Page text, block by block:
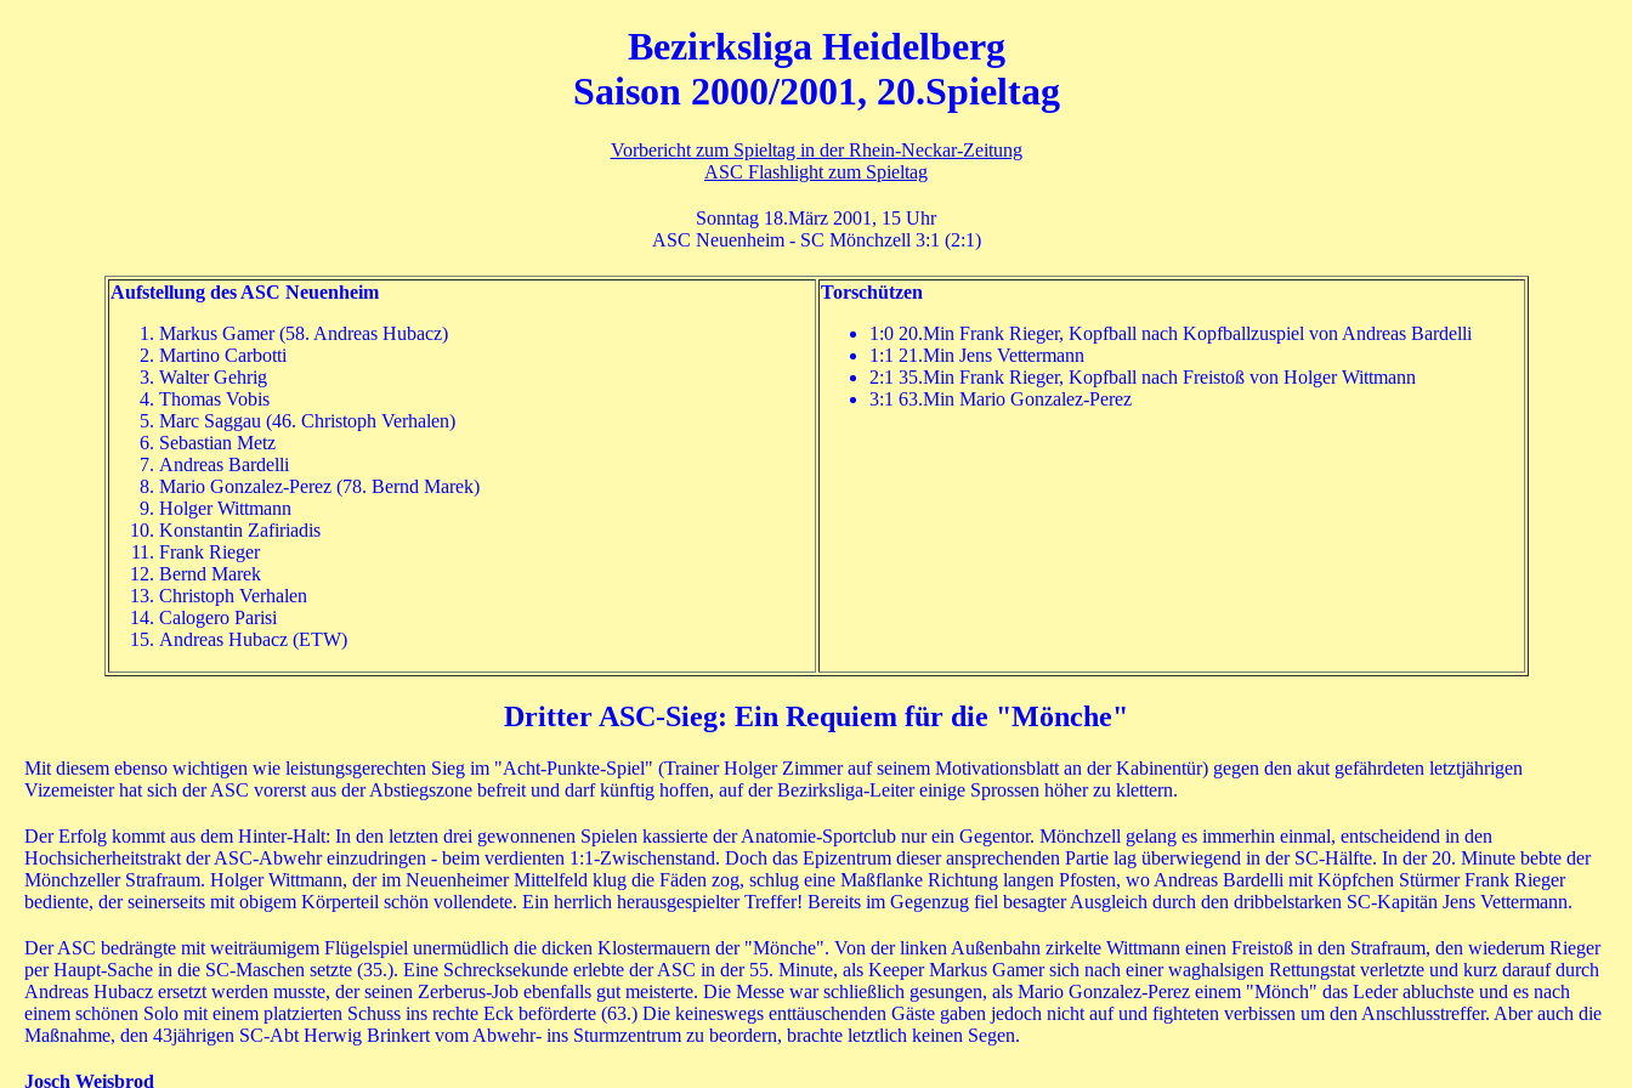
Bezirksliga Heidelberg
Saison 2000/2001, 20.Spieltag
Vorbericht zum Spieltag in der Rhein-Neckar-Zeitung
ASC Flashlight zum Spieltag
Sonntag 18.März 2001, 15 Uhr
ASC Neuenheim - SC Mönchzell 3:1 (2:1)
Aufstellung des ASC Neuenheim
Markus Gamer (58. Andreas Hubacz)
Martino Carbotti
Walter Gehrig
Thomas Vobis
Marc Saggau (46. Christoph Verhalen)
Sebastian Metz
Andreas Bardelli
Mario Gonzalez-Perez (78. Bernd Marek)
Holger Wittmann
Konstantin Zafiriadis
Frank Rieger
Bernd Marek
Christoph Verhalen
Calogero Parisi
Andreas Hubacz (ETW)
Torschützen
1:0 20.Min Frank Rieger, Kopfball nach Kopfballzuspiel von Andreas Bardelli
1:1 21.Min Jens Vettermann
2:1 35.Min Frank Rieger, Kopfball nach Freistoß von Holger Wittmann
3:1 63.Min Mario Gonzalez-Perez
Dritter ASC-Sieg: Ein Requiem für die "Mönche"
Mit diesem ebenso wichtigen wie leistungsgerechten Sieg im "Acht-Punkte-Spiel" (Trainer Holger Zimmer auf seinem Motivationsblatt an der Kabinentür) gegen den akut gefährdeten letztjährigen
Vizemeister hat sich der ASC vorerst aus der Abstiegszone befreit und darf künftig hoffen, auf der Bezirksliga-Leiter einige Sprossen höher zu klettern.
Der Erfolg kommt aus dem Hinter-Halt: In den letzten drei gewonnenen Spielen kassierte der Anatomie-Sportclub nur ein Gegentor. Mönchzell gelang es immerhin einmal, entscheidend in den
Hochsicherheitstrakt der ASC-Abwehr einzudringen - beim verdienten 1:1-Zwischenstand. Doch das Epizentrum dieser ansprechenden Partie lag überwiegend in der SC-Hälfte. In der 20. Minute bebte der
Mönchzeller Strafraum. Holger Wittmann, der im Neuenheimer Mittelfeld klug die Fäden zog, schlug eine Maßflanke Richtung langen Pfosten, wo Andreas Bardelli mit Köpfchen Stürmer Frank Rieger
bediente, der seinerseits mit obigem Körperteil schön vollendete. Ein herrlich herausgespielter Treffer! Bereits im Gegenzug fiel besagter Ausgleich durch den dribbelstarken SC-Kapitän Jens Vettermann.
Der ASC bedrängte mit weiträumigem Flügelspiel unermüdlich die dicken Klostermauern der "Mönche". Von der linken Außenbahn zirkelte Wittmann einen Freistoß in den Strafraum, den wiederum Rieger
per Haupt-Sache in die SC-Maschen setzte (35.). Eine Schrecksekunde erlebte der ASC in der 55. Minute, als Keeper Markus Gamer sich nach einer waghalsigen Rettungstat verletzte und kurz darauf durch
Andreas Hubacz ersetzt werden musste, der seinen Zerberus-Job ebenfalls gut meisterte. Die Messe war schließlich gesungen, als Mario Gonzalez-Perez einem "Mönch" das Leder abluchste und es nach
einem schönen Solo mit einem platzierten Schuss ins rechte Eck beförderte (63.) Die keineswegs enttäuschenden Gäste gaben jedoch nicht auf und fighteten verbissen um den Anschlusstreffer. Aber auch die
Maßnahme, den 43jährigen SC-Abt Herwig Brinkert vom Abwehr- ins Sturmzentrum zu beordern, brachte letztlich keinen Segen.
Josch Weisbrod